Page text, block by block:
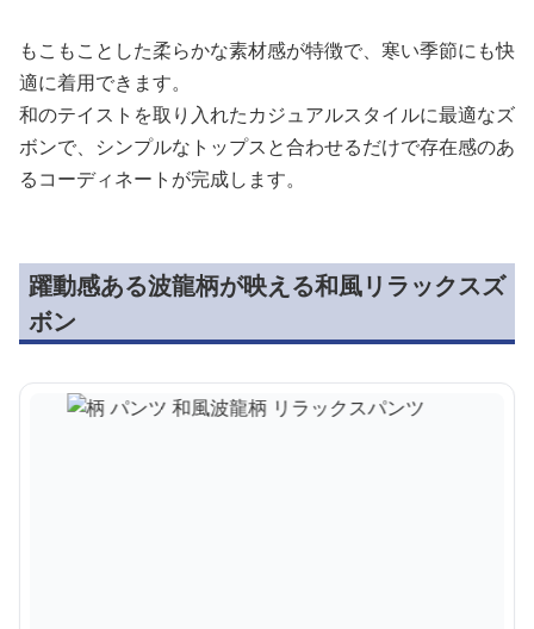
もこもことした柔らかな素材感が特徴で、寒い季節にも快
適に着用できます。
和のテイストを取り入れたカジュアルスタイルに最適なズ
ボンで、シンプルなトップスと合わせるだけで存在感のあ
るコーディネートが完成します。
躍動感ある波龍柄が映える和風リラックスズ
ボン